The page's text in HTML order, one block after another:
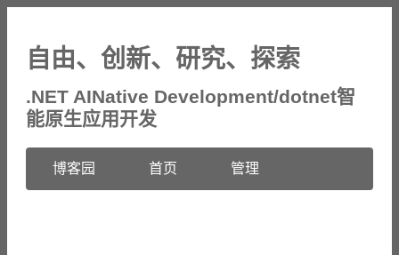
自由、创新、研究、探索
.NET AINative Development/dotnet智
能原生应用开发
博客园 首页 管理